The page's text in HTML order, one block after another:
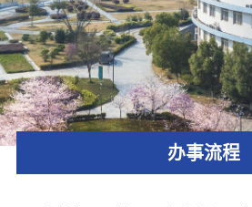
党建工作
师德师风
办事流程
资料下载
办事流程